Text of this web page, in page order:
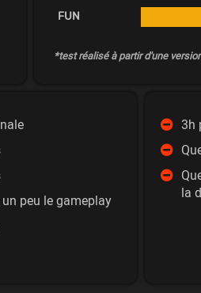
FUN
*test réalisé à partir d'une
peu le gameplay
3h
la